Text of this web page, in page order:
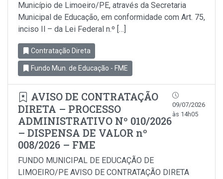
Município de Limoeiro/PE, através da Secretaria
Municipal de Educação, em conformidade com Art. 75,
inciso Il – da Lei Federal n.º […]
Contratação Direta
Fundo Mun. de Educação - FME
AVISO DE CONTRATAÇÃO
DIRETA – PROCESSO
ADMINISTRATIVO Nº 010/2026
– DISPENSA DE VALOR nº
008/2026 – FME
09/07/2026
às 14h05
FUNDO MUNICIPAL DE EDUCAÇÃO DE
LIMOEIRO/PE AVISO DE CONTRATAÇÃO DIRETA